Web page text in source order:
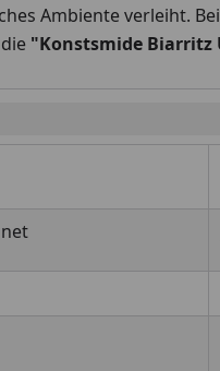
Ambiente verleiht.
"Konstsmide Biarritz